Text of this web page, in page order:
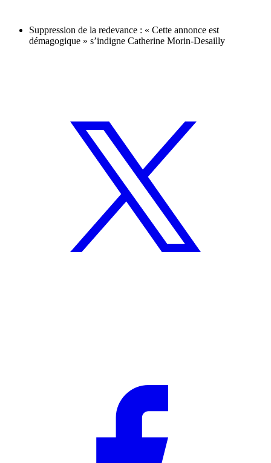
Suppression de la redevance : « Cette annonce est
démagogique » s’indigne Catherine Morin-Desailly